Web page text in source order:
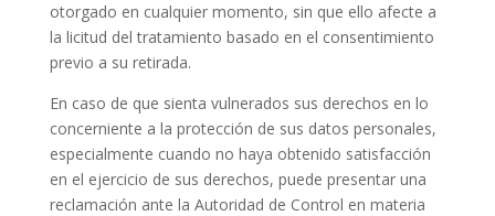
otorgado en cualquier momento, sin que ello afecte a
la licitud del tratamiento basado en el consentimiento
previo a su retirada.
En caso de que sienta vulnerados sus derechos en lo
concerniente a la protección de sus datos personales,
especialmente cuando no haya obtenido satisfacción
en el ejercicio de sus derechos, puede presentar una
reclamación ante la Autoridad de Control en materia